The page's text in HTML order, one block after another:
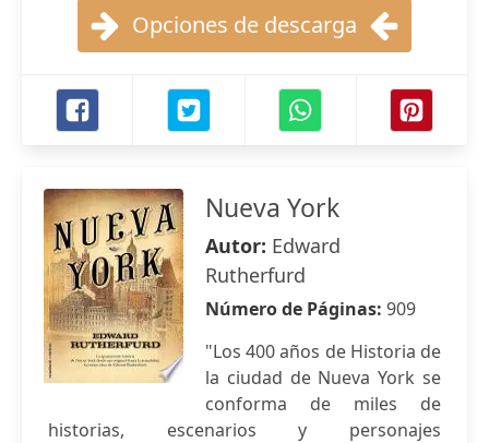
Opciones de descarga
Nueva York
Autor: Edward
Rutherfurd
Número de Páginas: 909
"Los 400 años de Historia de
la ciudad de Nueva York se
conforma de miles de
historias, escenarios y personajes